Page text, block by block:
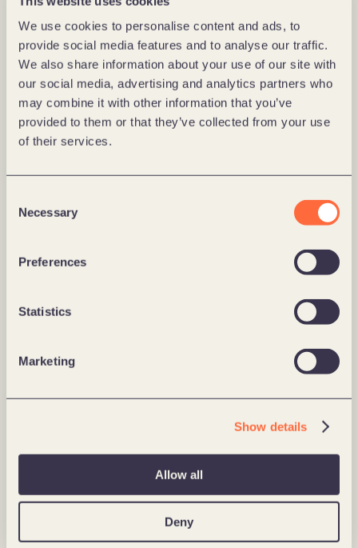
We use cookies to personalise content and ads, to
provide social media features and to analyse our traffic.
We also share information about your use of our site with
our social media, advertising and analytics partners who
may combine it with other information that you’ve
provided to them or that they’ve collected from your use
of their services.
Selection
Necessary
Preferences
Statistics
Marketing
Show details
Allow all
Deny
0
0%
powracających użytkowników